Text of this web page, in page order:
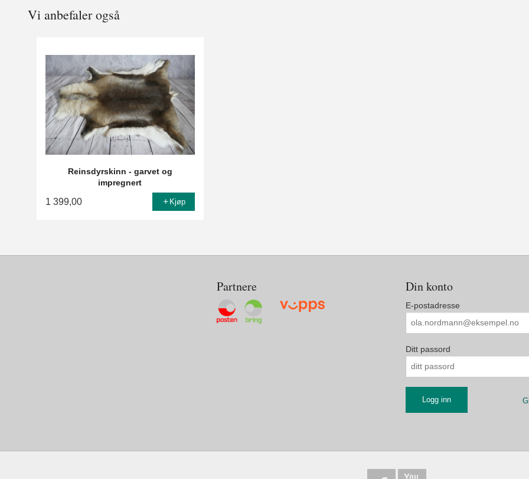
Vi anbefaler også
Reinsdyrskinn - garvet og
impregnert
1 399,00 Kjøp
Partnere Din konto
E-postadresse
Ditt passord